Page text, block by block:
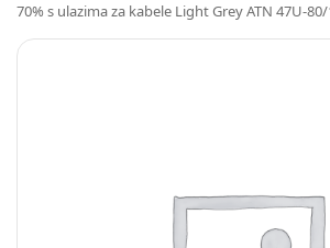
70% s ulazima za kabele Light Grey ATN 47U-80/